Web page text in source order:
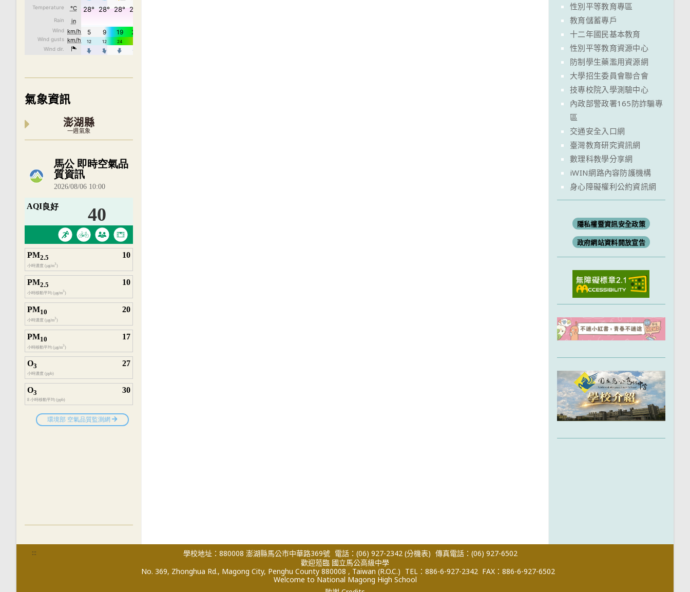
氣象資訊
澎湖縣
一週氣象
內嵌空氣品質小工具為視覺預覽，完整即時空氣品質資料請開啟
性別平等教育專區
教育儲蓄專戶
十二年國民基本教育
性別平等教育資源中心
防制學生藥濫用資源網
大學招生委員會聯合會
技專校院入學測驗中心
內政部警政署165防詐騙專
區
交通安全入口網
臺灣教育研究資訊網
數理科教學分享網
iWIN網路內容防護機構
身心障礙權利公約資訊網
隱私權暨資訊安全政策
政府網站資料開放宣告
::: 學校地址：880008 澎湖縣馬公市中華路369號 電話：(06) 927-2342 (分機表) 傳真電話：(06) 927-6502
歡迎蒞臨 國立馬公高級中學
No. 369, Zhonghua Rd., Magong City, Penghu County 880008 , Taiwan (R.O.C.) TEL：886-6-927-2342 FAX：886-6-927-6502
Welcome to National Magong High School